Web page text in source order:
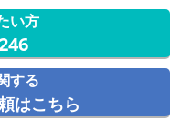
い方
する
はこちら